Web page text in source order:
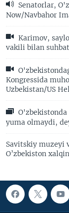
Senatorlar,
Now/Navbahor
Karimov,
vakili bilan suhbat
Kongressida
Uzbekistan/US
yuma olmaydi,
Savitskiy muzeyi
O’zbekiston